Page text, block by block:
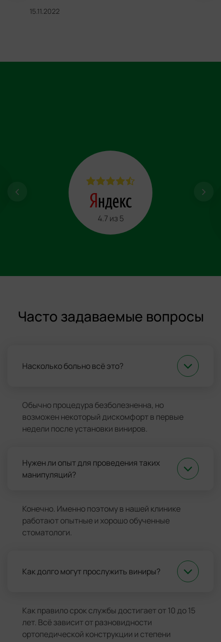
15.11.2022
4.7 из 5
Часто задаваемые вопросы
Насколько больно всё это?
Обычно процедура безболезненна, но
возможен некоторый дискомфорт в первые
недели после установки виниров.
Нужен ли опыт для проведения таких
манипуляций?
Конечно. Именно поэтому в нашей клинике
работают опытные и хорошо обученные
стоматологи.
Как долго могут прослужить виниры?
Как правило срок службы достигает от 10 до 15
лет. Всё зависит от разновидности
ортопедической конструкции и степени